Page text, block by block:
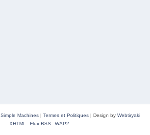
Simple Machines| Termes et Politiques | Design by Webtiryaki
XHTML
Flux RSS WAP2